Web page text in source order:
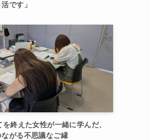
です」
終えた女性が一緒に学んだ、
がる不思議なご縁